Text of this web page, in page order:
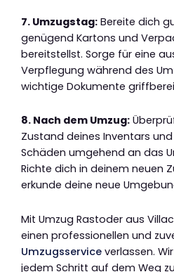
7. Umzugstag: Bereite dich
genügend Kartons und
bereitstellst. Sorge für eine
Verpflegung während des
wichtige Dokumente
8. Nach dem Umzug:
Zustand deines Inventars
Schäden umgehend an das
Richte dich in deinem neuen
erkunde deine neue
Mit Umzug Rastoder aus
einen professionellen und
Umzugsservice verlassen.
jedem Schritt auf dem Weg